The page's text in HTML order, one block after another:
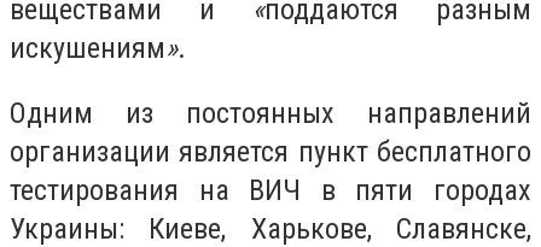
веществами и «поддаются разным
искушениям».
Одним из постоянных направлений
организации является пункт бесплатного
тестирования на ВИЧ в пяти городах
Украины: Киеве, Харькове, Славянске,